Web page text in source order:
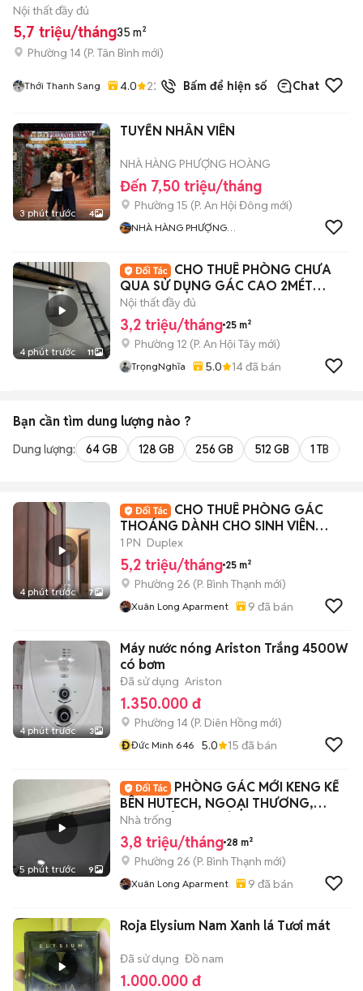
Nội thất đầy đủ
5,7 triệu/tháng35 m²
Phường 14 (P. Tân Bình mới)
Thới Thanh Sang 4.0 22 đã bánBấm để hiện số Chat
3 phút trước 4
TUYỂN NHÂN VIÊN
NHÀ HÀNG PHƯỢNG HOÀNG
Đến 7,50 triệu/tháng
Phường 15 (P. An Hội Đông mới)
NHÀ HÀNG PHƯỢNG
4 phút trước 11
CHO THUÊ PHÒNG CHƯA
QUA SỬ DỤNG GÁC CAO 2MÉT
ĐƯỜNG HUỲNH VĂN NGHỆ
Nội thất đầy đủ
3,2 triệu/tháng 25 m²
Phường 12 (P. An Hội Tây mới)
TrọngNghĩa 5.0 14đã bán
Bạn cần tìm dung lượng nào ?
Dung lượng: 64 GB 128 GB 256 GB 512 GB 1 TB
4 phút trước 7
CHO THUÊ PHÒNG GÁC
THOÁNG DÀNH CHO SINH VIÊN
HUTECH, GTVT, FTU
1 PN Duplex
5,2 triệu/tháng 25 m²
Phường 26 (P. Bình Thạnh mới)
Xuân Long Aparment 9 đã bán
4 phút trước 3
Máy nước nóng Ariston Trắng 4500W
có bơm
Đã sử dụng Ariston
1.350.000 đ
Phường 14 (P. Diên Hồng mới)
ĐĐức Minh 646 5.0 15 đã bán
5 phút trước 9
PHÒNG GÁC MỚI KENG KẾ
BÊN HUTECH, NGOẠI THƯƠNG,
GTVT SIÊU HẠT DẺ
Nhà trống
3,8 triệu/tháng 28 m²
Phường 26 (P. Bình Thạnh mới)
Xuân Long Aparment 9 đã bán
Roja Elysium Nam Xanh lá Tươi mát
Đã sử dụng Đồ nam
1.000.000 đ